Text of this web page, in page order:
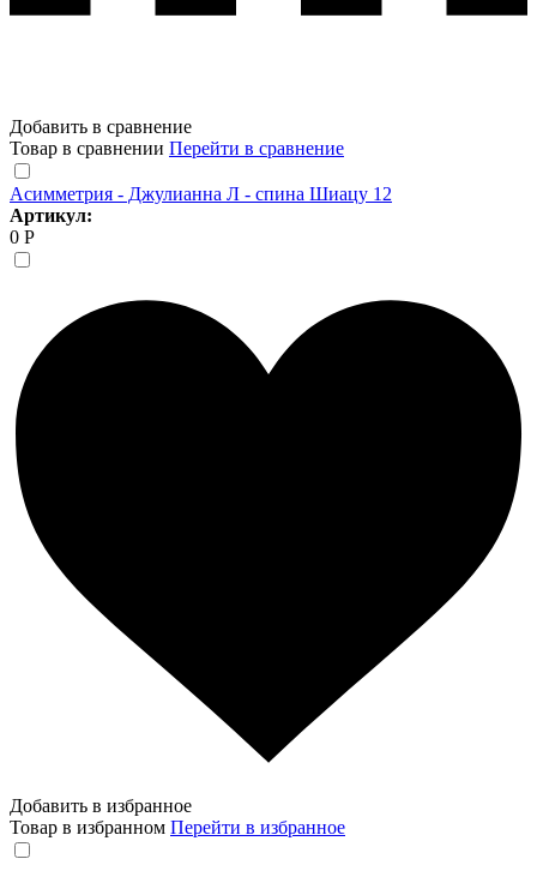
Добавить в сравнение
Товар в сравнении Перейти в сравнение
Асимметрия - Джулианна Л - спина Шиацу 12
Артикул:
0 Р
Добавить в избранное
Товар в избранном Перейти в избранное